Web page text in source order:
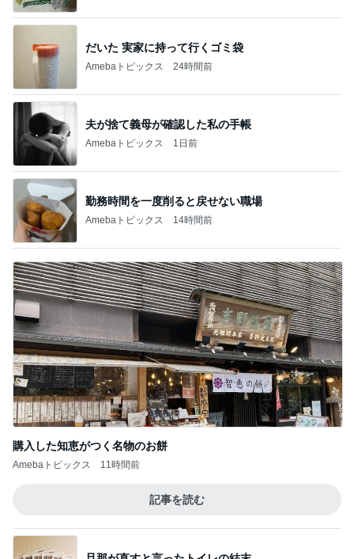
だいた 実家に持って行くゴミ袋
Amebaトピックス 24時間前
夫が捨て義母が確認した私の手帳
Amebaトピックス 1日前
勤務時間を一度削ると戻せない職場
Amebaトピックス 14時間前
購入した知恵がつく名物のお餅
Amebaトピックス 11時間前
記事を読む